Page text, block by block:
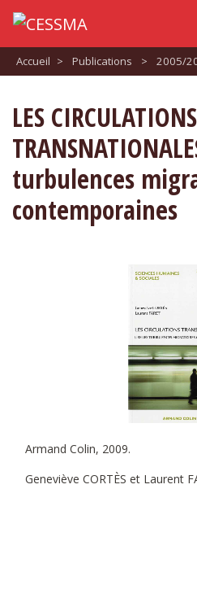
Accueil > Publications > 2005/
LES CIRCULATIONS
turbulences
contemporaines
Armand Colin, 2009.
Geneviève CORTÈS et Laurent